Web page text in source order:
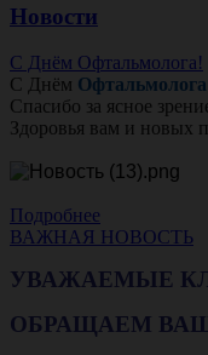
Новости
С Днём Офтальмолога!
С Днём Офтальмолога
Спасибо за ясное
Здоровья вам и новых
Подробнее
ВАЖНАЯ НОВОСТЬ
УВАЖАЕМЫЕ
ОБРАЩАЕМ